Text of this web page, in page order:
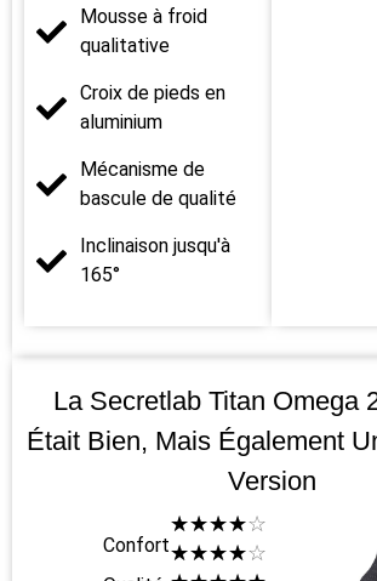
Mousse à froid
qualitative
Croix de pieds en
aluminium
Mécanisme de
bascule de qualité
Inclinaison jusqu'à
165°
La Secretlab Titan Omega
Était Bien, Mais Également
Version
Confort
☆☆☆☆☆
☆☆☆☆☆